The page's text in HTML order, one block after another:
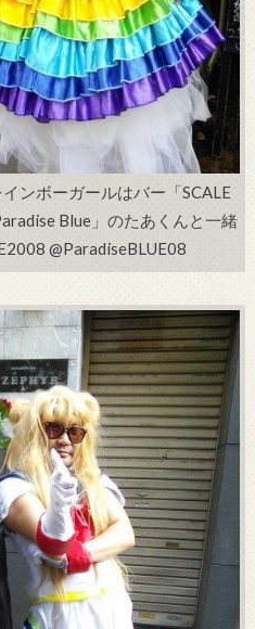
ンボーガールはバー「SCALE
Blue」のたあくんと一緒
@ParadiseBLUE08